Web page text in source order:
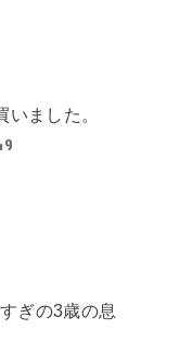
ました。
ぎの3歳の息